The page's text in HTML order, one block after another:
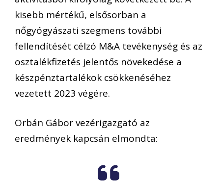
kisebb mértékű, elsősorban a
nőgyógyászati szegmens további
fellendítését célzó M&A tevékenység és az
osztalékfizetés jelentős növekedése a
készpénztartalékok csökkenéséhez
vezetett 2023 végére.
Orbán Gábor vezérigazgató az
eredmények kapcsán elmondta: